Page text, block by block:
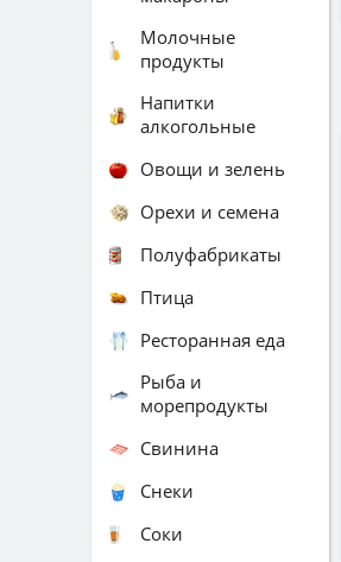
Молочные
продукты
Напитки
алкогольные
Овощи и зелень
Орехи и семена
Полуфабрикаты
Птица
Ресторанная еда
Рыба и
морепродукты
Свинина
Снеки
Соки